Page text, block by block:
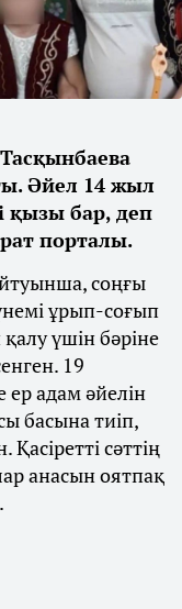
Әйел 14 жыл
қызы бар, деп
порталы.
соңғы
ұрып-соғып
үшін бәріне
19
ер адам әйелін
басына тиіп,
сәттің
анасын оятпақ